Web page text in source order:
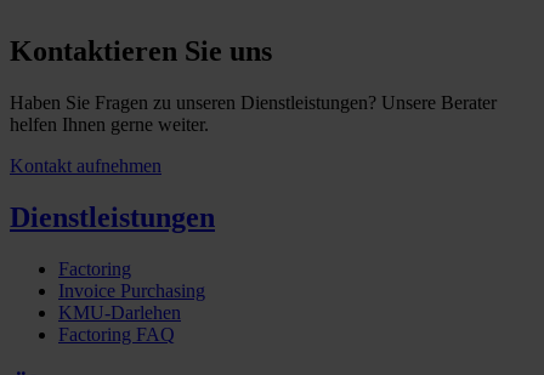
Kontaktieren Sie uns
Haben Sie Fragen zu unseren Dienstleistungen? Unsere Berater
helfen Ihnen gerne weiter.
Kontakt aufnehmen
Dienstleistungen
Factoring
Invoice Purchasing
KMU-Darlehen
Factoring FAQ